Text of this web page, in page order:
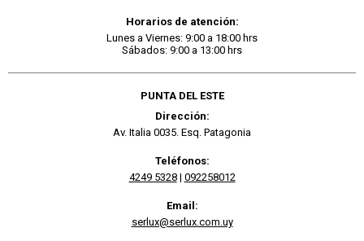
Horarios de atención:
Lunes a Viernes: 9:00 a 18:00 hrs
Sábados: 9:00 a 13:00 hrs
PUNTA DEL ESTE
Dirección:
Av. Italia 0035. Esq. Patagonia
Teléfonos:
4249 5328| 092258012
Email:
serlux@serlux.com.uy